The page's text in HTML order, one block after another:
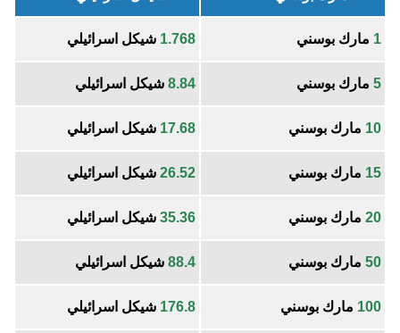
1 مارك بوسني 1.768 شيكل اسرائيلي
5 مارك بوسني 8.84 شيكل اسرائيلي
10 مارك بوسني 17.68 شيكل اسرائيلي
15 مارك بوسني 26.52 شيكل اسرائيلي
20 مارك بوسني 35.36 شيكل اسرائيلي
50 مارك بوسني 88.4 شيكل اسرائيلي
100 مارك بوسني 176.8 شيكل اسرائيلي